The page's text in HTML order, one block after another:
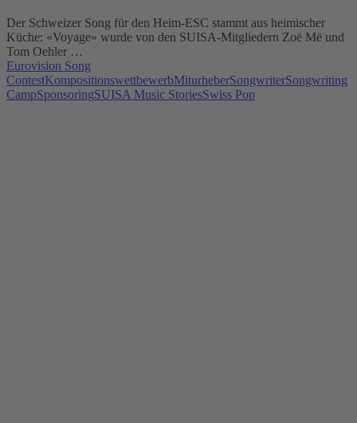
Der Schweizer Song für den Heim-ESC stammt aus heimischer
Küche: «Voyage» wurde von den SUISA-Mitgliedern Zoë Më und
Tom Oehler …
Eurovision Song
ContestKompositionswettbewerbMiturheberSongwriterSongwriting
CampSponsoringSUISA Music StoriesSwiss Pop